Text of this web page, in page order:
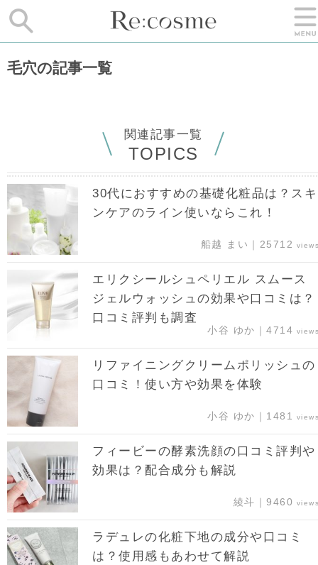
毛穴の記事一覧
関連記事一覧
TOPICS
30代におすすめの基礎化粧品は？スキ
ンケアのライン使いならこれ！
船越 まい｜25712
エリクシールシュペリエル スムース
ジェルウォッシュの効果や口コミは？
口コミ評判も調査
小谷 ゆか｜4714
リファイニングクリームポリッシュの
口コミ！使い方や効果を体験
小谷 ゆか｜1481
フィービーの酵素洗顔の口コミ評判や
効果は？配合成分も解説
綾斗｜9460
ラデュレの化粧下地の成分や口コミ
は？使用感もあわせて解説